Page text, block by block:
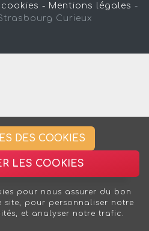
- Mentions légales -
Curieux
DES COOKIES
LES COOKIES
pour nous assurer du bon
site, pour personnaliser notre
et analyser notre trafic.